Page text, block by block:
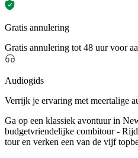
Gratis annulering
Gratis annulering tot 48 uur voor
Audiogids
Verrijk je ervaring met meertalige
Ga op een klassiek avontuur in
budgetvriendelijke combitour -
tour en verken een van de vijf